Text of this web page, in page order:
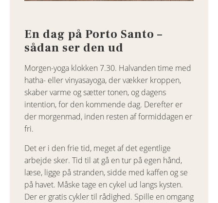
En dag på Porto Santo –
sådan ser den ud
Morgen-yoga klokken 7.30. Halvanden time med
hatha- eller vinyasayoga, der vækker kroppen,
skaber varme og sætter tonen, og dagens
intention, for den kommende dag. Derefter er
der morgenmad, inden resten af formiddagen er
fri.
Det er i den frie tid, meget af det egentlige
arbejde sker. Tid til at gå en tur på egen hånd,
læse, ligge på stranden, sidde med kaffen og se
på havet. Måske tage en cykel ud langs kysten.
Der er gratis cykler til rådighed. Spille en omgang